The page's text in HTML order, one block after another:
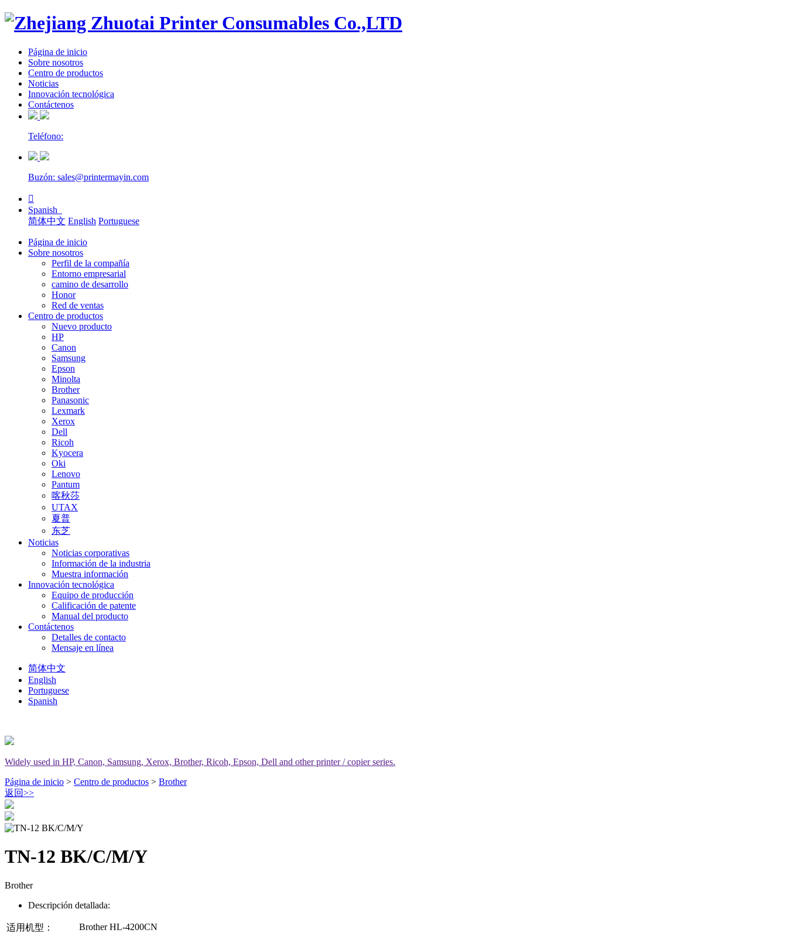
Página de inicio
Sobre nosotros
Centro de productos
Noticias
Innovación tecnológica
Contáctenos
Teléfono:
Buzón: sales@printermayin.com

Spanish
简体中文 English Portuguese
Página de inicio
Sobre nosotros
Perfil de la compañía
Entorno empresarial
camino de desarrollo
Honor
Red de ventas
Centro de productos
Nuevo producto
HP
Canon
Samsung
Epson
Minolta
Brother
Panasonic
Lexmark
Xerox
Dell
Ricoh
Kyocera
Oki
Lenovo
Pantum
喀秋莎
UTAX
夏普
东芝
Noticias
Noticias corporativas
Información de la industria
Muestra información
Innovación tecnológica
Equipo de producción
Calificación de patente
Manual del producto
Contáctenos
Detalles de contacto
Mensaje en línea
简体中文
English
Portuguese
Spanish
Widely used in HP, Canon, Samsung, Xerox, Brother, Ricoh, Epson, Dell and other printer / copier series.
Página de inicio > Centro de productos > Brother
返回>>
TN-12 BK/C/M/Y
Brother
Descripción detallada:
适用机型：
Brother HL-4200CN